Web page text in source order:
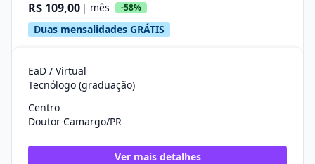
R$ 109,00 | mês -58%
Duas mensalidades GRÁTIS
EaD / Virtual
Tecnólogo (graduação)
Centro
Doutor Camargo/PR
Ver mais detalhes